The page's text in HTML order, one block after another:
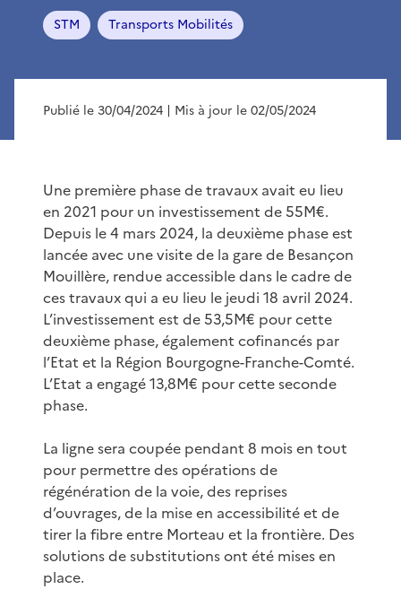
STM Transports Mobilités
Publié le 30/04/2024 | Mis à jour le 02/05/2024
Une première phase de travaux avait eu lieu
en 2021 pour un investissement de 55M€.
Depuis le 4 mars 2024, la deuxième phase est
lancée avec une visite de la gare de Besançon
Mouillère, rendue accessible dans le cadre de
ces travaux qui a eu lieu le jeudi 18 avril 2024.
L’investissement est de 53,5M€ pour cette
deuxième phase, également cofinancés par
l’Etat et la Région Bourgogne-Franche-Comté.
L’Etat a engagé 13,8M€ pour cette seconde
phase.
La ligne sera coupée pendant 8 mois en tout
pour permettre des opérations de
régénération de la voie, des reprises
d’ouvrages, de la mise en accessibilité et de
tirer la fibre entre Morteau et la frontière. Des
solutions de substitutions ont été mises en
place.